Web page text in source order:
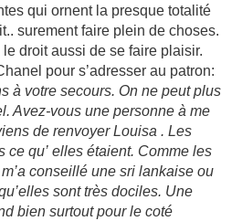
qui ornent la presque totalité
surement faire plein de choses.
le droit aussi de se faire plaisir.
pour s’adresser au patron:
à votre secours. On ne peut plus
Avez-vous une personne à me
de renvoyer Louisa . Les
ce qu’ elles étaient. Comme les
conseillé une sri lankaise ou
sont très dociles. Une
bien surtout pour le coté